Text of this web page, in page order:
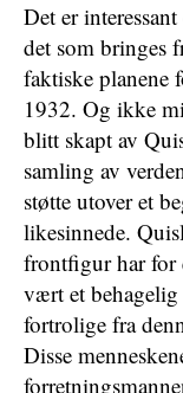
Det er
det som bringes
faktiske planene
1932. Og ikke
blitt skapt av
samling av
støtte utover et
likesinnede.
frontfigur har for
vært et behagelig
fortrolige fra
Disse